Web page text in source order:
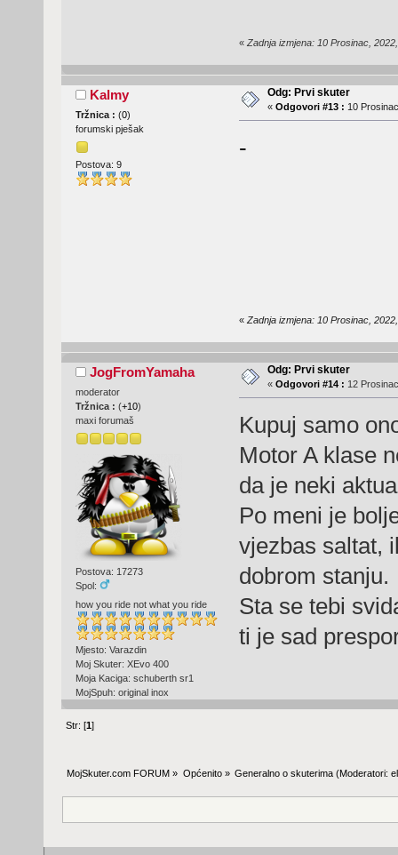
« Zadnja izmjena: 10 Prosinac,
Kalmy
Tržnica : (0)
forumski pješak
Postova: 9
Odg: Prvi skuter
« Odgovori #13 : 10
-
« Zadnja izmjena: 10 Prosinac,
JogFromYamaha
moderator
Tržnica : (+10)
maxi forumaš
Postova: 17273
Spol:
how you ride not what you ride
Mjesto: Varazdin
Moj Skuter: XEvo 400
Moja Kaciga: schuberth sr1
MojSpuh: original inox
Odg: Prvi skuter
« Odgovori #14 : 12
Kupuj samo
Motor A klase
da je neki
Po meni je
vjezbas saltat,
dobrom stanju.
Sta se tebi
ti je sad
Str: [1]
MojSkuter.com FORUM » Općenito» Generalno o skuterima(Moderatori: